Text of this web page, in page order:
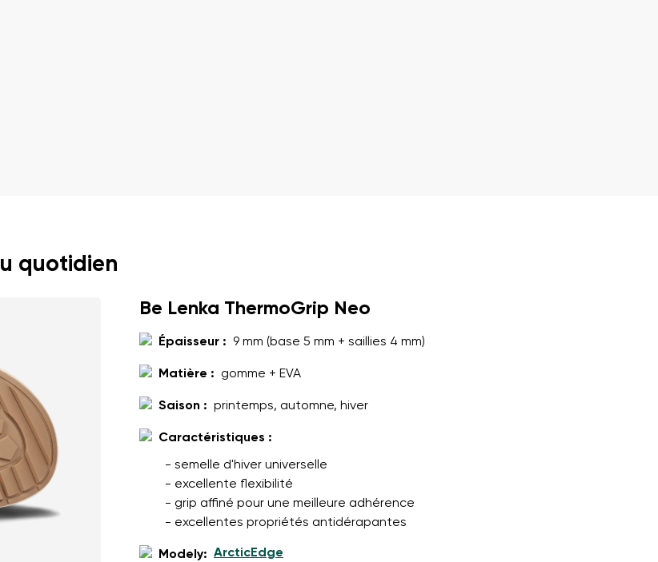
quotidien
Be Lenka ThermoGrip Neo
Épaisseur : 9 mm (base 5 mm + saillies 4 mm)
Matière : gomme + EVA
Saison : printemps, automne, hiver
Caractéristiques :
- semelle d'hiver universelle
- excellente flexibilité
- grip affiné pour une meilleure adhérence
- excellentes propriétés antidérapantes
Modely: ArcticEdge
coordonnées saisies dans les termes